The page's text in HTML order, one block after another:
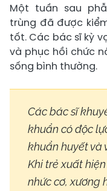
Một tuần sau
trùng đã được
tốt. Các bác sĩ kỳ
và phục hồi chức
sống bình thường.
Các bác sĩ
khuẩn có độc
khuẩn huyết và
Khi trẻ xuất
nhức cơ, xương